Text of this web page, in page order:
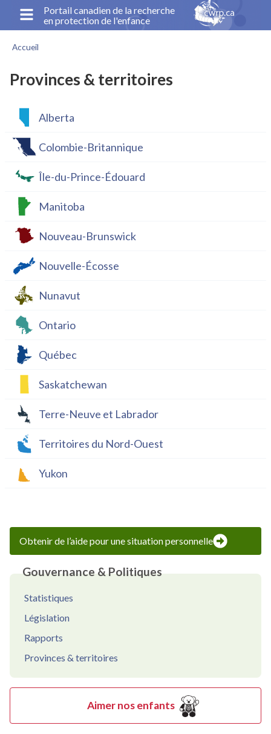
principal
Portail canadien de la recherche
en protection de l'enfance
d'Ariane
Accueil
Provinces & territoires
Alberta
Colombie-Britannique
Île-du-Prince-Édouard
Manitoba
Nouveau-Brunswick
Nouvelle-Écosse
Nunavut
Ontario
Québec
Saskatchewan
Terre-Neuve et Labrador
Territoires du Nord-Ouest
Yukon
Obtenir de l’aide pour une situation personnelle
Gouvernance & Politiques
Statistiques
Législation
Rapports
Provinces & territoires
Aimer nos enfants